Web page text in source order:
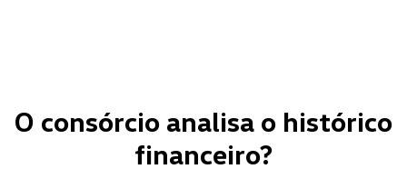
O consórcio analisa o histórico
financeiro?